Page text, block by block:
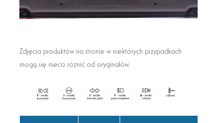
Zdjęcia produktów na stronie w niektórych przypadkach
mogą się nieco różnić od oryginałów.